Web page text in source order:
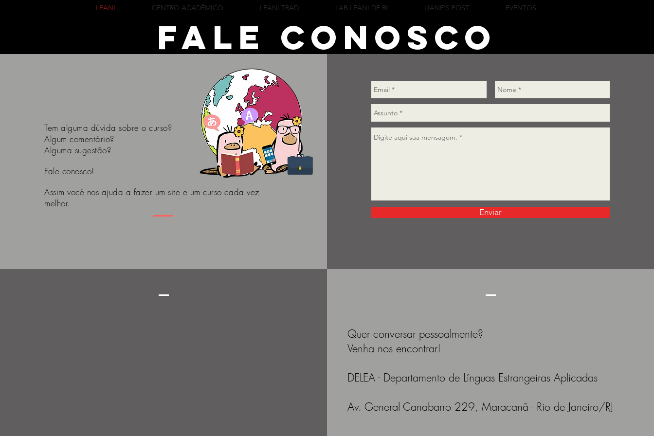
LEANI CENTRO ACADÊMICO LEANI TRAD LAB LEANI DE RI LIANE'S POST EVENTOS
Tem alguma dúvida sobre o curso?
Algum comentário?
Alguma sugestão?
Fale conosco!
Assim você nos ajuda a fazer um site e um curso cada vez
melhor.
Enviar
Fale conosco
Quer conversar pessoalmente?
Venha nos encontrar!
DELEA - Departamento de Línguas Estrangeiras Aplicadas
Av. General Canabarro 229, Maracanã - Rio de Janeiro/RJ